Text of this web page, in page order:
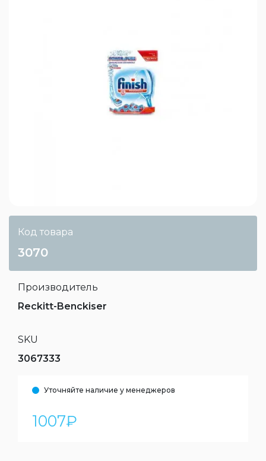
Код товара
3070
Производитель
Reckitt-Benckiser
SKU
3067333
Уточняйте наличие у менеджеров
1007₽